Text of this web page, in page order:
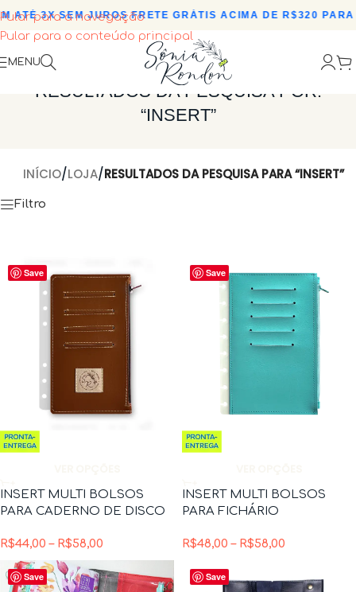
Pular para a navegação
Pular para o conteúdo principal
3X SEM JUROS•FRETE GRÁTIS ACIMA DE R$320 PARA
MENU
RESULTADOS DA PESQUISA POR:
“INSERT”
INÍCIO/LOJA/RESULTADOS DA PESQUISA PARA “INSERT”
Filtro
Save
INSERT MULTI BOLSOS
PARA CADERNO DE DISCO
R$44,00 – R$58,00
Save
INSERT MULTI BOLSOS
PARA FICHÁRIO
R$48,00 – R$58,00
Save Save